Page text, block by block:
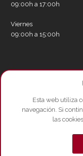
09:00h a 17:00h
Viernes
09:00h a 15:00h
Redes sociales
TwitterFacebook
Esta web utiliza
navegación. Si
las